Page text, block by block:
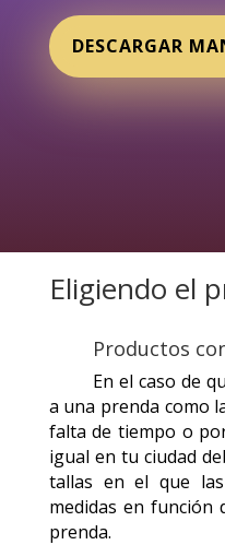
DESCARGAR
Eligiendo el
Productos
En el caso de
a una prenda como
falta de tiempo o
igual en tu ciudad
tallas en el que
medidas en función
prenda.